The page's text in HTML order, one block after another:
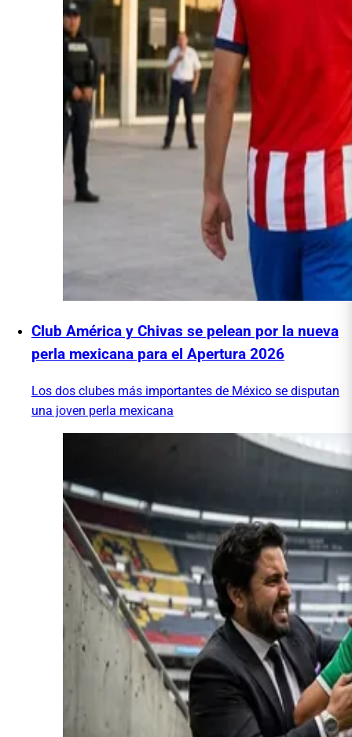
Club América y Chivas se pelean por la nueva
perla mexicana para el Apertura 2026
Los dos clubes más importantes de México se disputan
una joven perla mexicana